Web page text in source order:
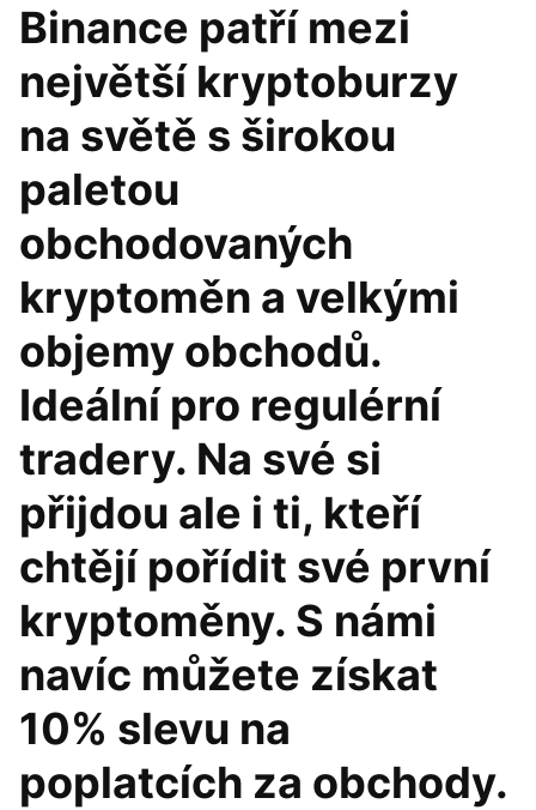
Binance patří mezi
největší kryptoburzy
na světě s širokou
paletou
obchodovaných
kryptoměn a velkými
objemy obchodů.
Ideální pro regulérní
tradery. Na své si
přijdou ale i ti, kteří
chtějí pořídit své první
kryptoměny. S námi
navíc můžete získat
10% slevu na
poplatcích za obchody.